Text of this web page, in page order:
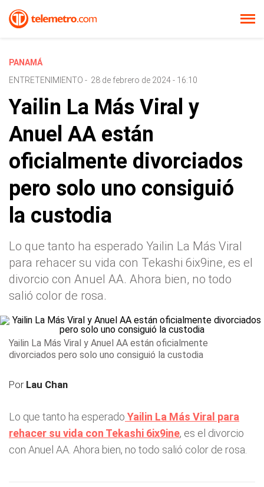
PANAMÁ
ENTRETENIMIENTO - 28 de febrero de 2024 - 16:10
Yailin La Más Viral y
Anuel AA están
oficialmente divorciados
pero solo uno consiguió
la custodia
Lo que tanto ha esperado Yailin La Más Viral
para rehacer su vida con Tekashi 6ix9ine, es el
divorcio con Anuel AA. Ahora bien, no todo
salió color de rosa.
Yailin La Más Viral y Anuel AA están oficialmente
divorciados pero solo uno consiguió la custodia
Por Lau Chan
Lo que tanto ha esperado Yailin La Más Viral para
rehacer su vida con Tekashi 6ix9ine, es el divorcio
con Anuel AA. Ahora bien, no todo salió color de rosa.